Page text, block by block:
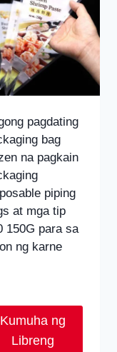
pagdating
bag
na pagkain
piping
at mga tip
150G para sa
ng karne
Kumuha ng
Libreng